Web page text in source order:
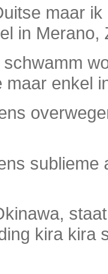
maar
in Merano,
maar enkel
sublieme
kira kira